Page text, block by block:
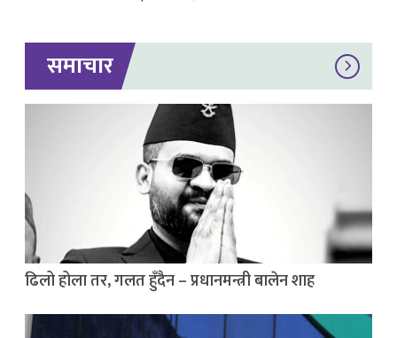
समाचार
ढिलो होला तर, गलत हुँदैन – प्रधानमन्त्री बालेन शाह